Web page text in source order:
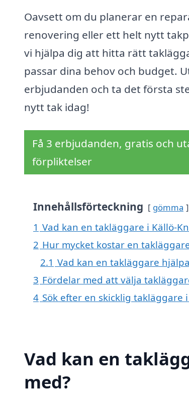
Oavsett om du planerar en
renovering eller ett helt nytt
vi hjälpa dig att hitta rätt
passar dina behov och budget.
erbjudanden och ta det första
nytt tak idag!
Få 3 erbjudanden, gratis och
förpliktelser
Innehållsförteckning gömma
1 Vad kan en takläggare i Källö-
2 Hur mycket kostar en
2.1 Vad kan en takläggare
3 Fördelar med att välja
4 Sök efter en skicklig takläggare
Vad kan en
med?